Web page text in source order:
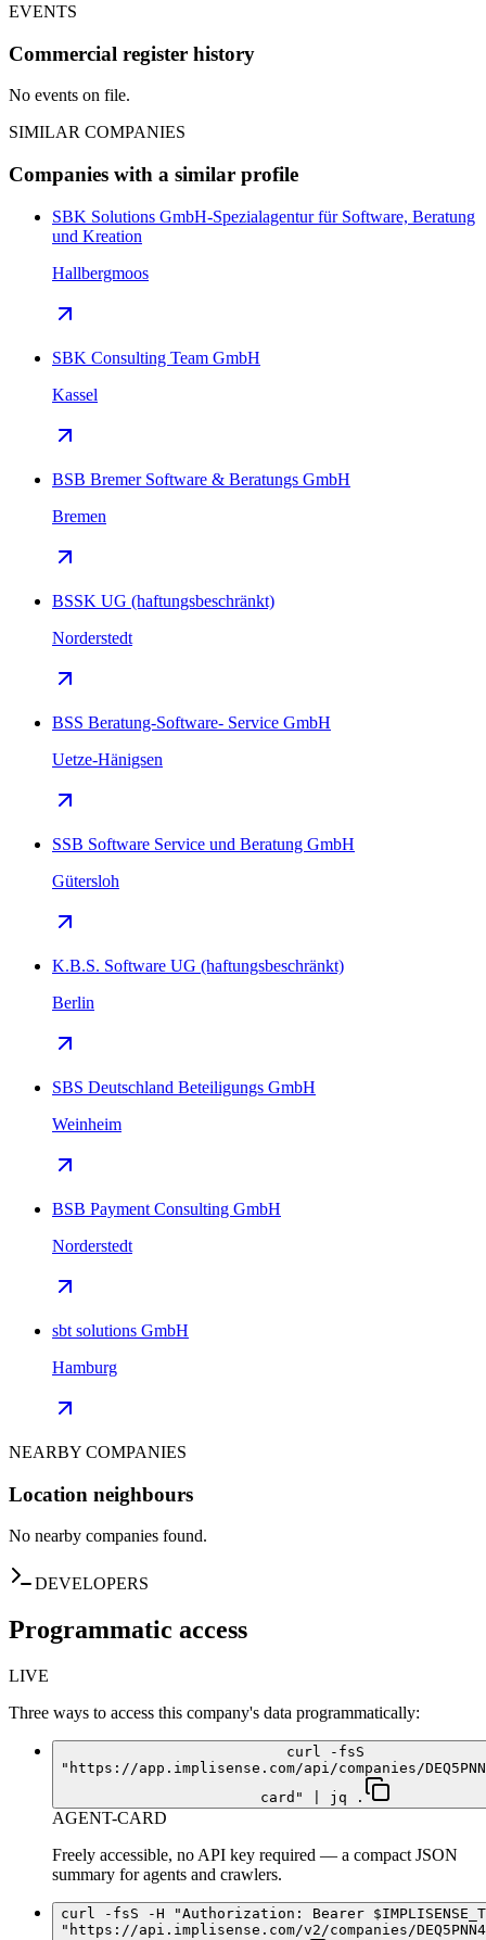
EVENTS
Commercial register history
No events on file.
SIMILAR COMPANIES
Companies with a similar profile
SBK Solutions GmbH-Spezialagentur für Software, Beratung
und Kreation
Hallbergmoos
SBK Consulting Team GmbH
Kassel
BSB Bremer Software & Beratungs GmbH
Bremen
BSSK UG (haftungsbeschränkt)
Norderstedt
BSS Beratung-Software- Service GmbH
Uetze-Hänigsen
SSB Software Service und Beratung GmbH
Gütersloh
K.B.S. Software UG (haftungsbeschränkt)
Berlin
SBS Deutschland Beteiligungs GmbH
Weinheim
BSB Payment Consulting GmbH
Norderstedt
sbt solutions GmbH
Hamburg
NEARBY COMPANIES
Location neighbours
No nearby companies found.
DEVELOPERS
Programmatic access
LIVE
Three ways to access this company's data programmatically:
curl -fsS
"https://app.implisense.com/api/companies/
card" | jq .
AGENT-CARD
Freely accessible, no API key required — a compact JSON
summary for agents and crawlers.
curl -fsS -H "Authorization: Bearer
"https://api.implisense.com/v2/companies/